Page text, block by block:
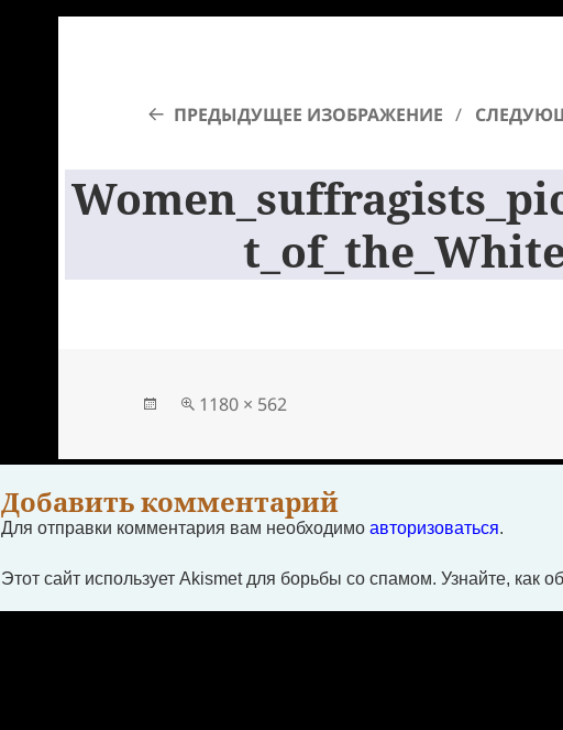
ПРЕДЫДУЩЕЕ ИЗОБРАЖЕНИЕ
1180 × 562
Добавить комментарий
Для отправки комментария вам необходимоавторизоваться.
Этот сайт использует Akismet для борьбы со спамом.Узнайте, как